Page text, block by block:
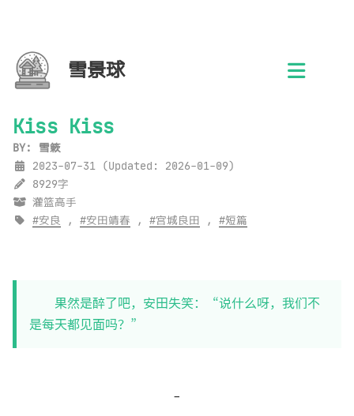
雪景球
Kiss Kiss
BY: 雪簌
2023-07-31 (Updated: 2026-01-09)
8929字
灌篮高手
安良
, 安田靖春 , 宫城良田 , 短篇
果然是醉了吧，安田失笑：“说什么呀，我们不
是每天都见面吗？”
-